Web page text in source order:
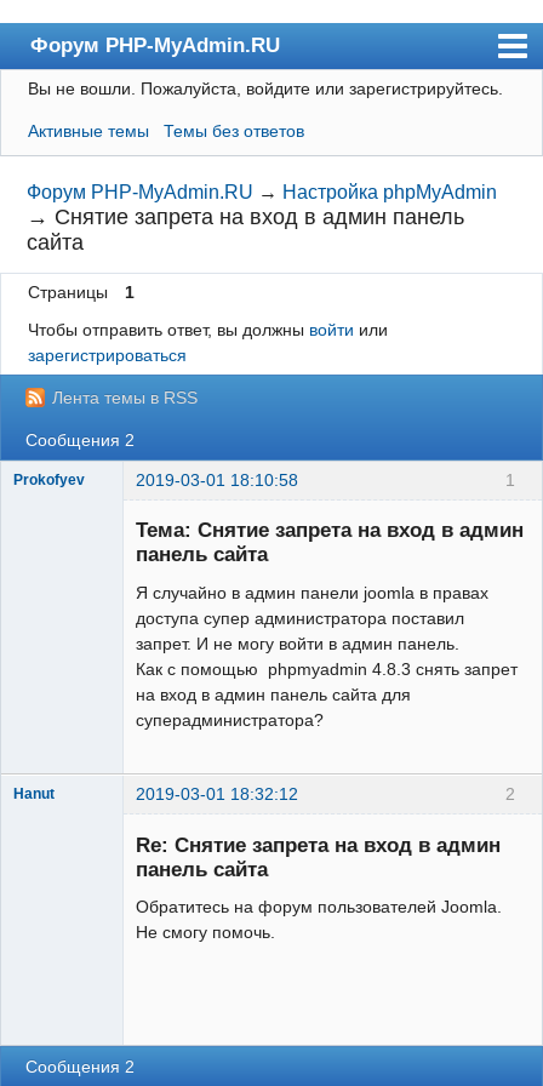
Форум PHP-MyAdmin.RU
Форум
Пользователи
Правила
Поиск
Регистрация
Вы не вошли. Пожалуйста, войдите или зарегистрируйтесь.
Активные темы Темы без ответов
Форум PHP-MyAdmin.RU → Настройка phpMyAdmin
→ Снятие запрета на вход в админ панель
сайта
Страницы
1
Чтобы отправить ответ, вы должны войти или
зарегистрироваться
Лента темы в RSS
Сообщения 2
1
Prokofyev 2019-03-01 18:10:58
Тема: Снятие запрета на вход в админ
панель сайта
Я случайно в админ панели joomla в правах
доступа супер администратора поставил
запрет. И не могу войти в админ панель.
Как с помощью phpmyadmin 4.8.3 снять запрет
на вход в админ панель сайта для
суперадминистратора?
2
Hanut 2019-03-01 18:32:12
Re: Снятие запрета на вход в админ
панель сайта
Обратитесь на форум пользователей Joomla.
Не смогу помочь.
Сообщения 2